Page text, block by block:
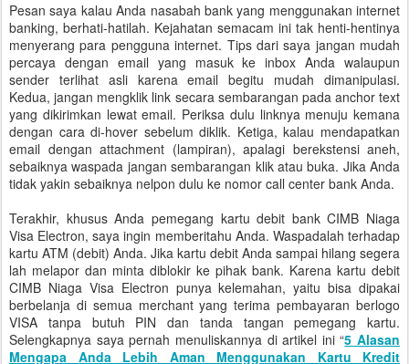
Pesan saya kalau Anda nasabah bank yang menggunakan internet
banking, berhati-hatilah. Kejahatan semacam ini tak henti-hentinya
menyerang para pengguna internet. Tips dari saya jangan mudah
percaya dengan email yang masuk ke inbox Anda walaupun
sender terlihat asli karena email begitu mudah dimanipulasi.
Kedua, jangan mengklik link secara sembarangan pada anchor text
yang dikirimkan lewat email. Periksa dulu linknya menuju kemana
dengan cara di-hover sebelum diklik. Ketiga, kalau mendapatkan
email dengan attachment (lampiran), apalagi berekstensi aneh,
sebaiknya waspada jangan sembarangan klik atau buka. Jika Anda
tidak yakin sebaiknya nelpon dulu ke nomor call center bank Anda.
Terakhir, khusus Anda pemegang kartu debit bank CIMB Niaga
Visa Electron, saya ingin memberitahu Anda. Waspadalah terhadap
kartu ATM (debit) Anda. Jika kartu debit Anda sampai hilang segera
lah melapor dan minta diblokir ke pihak bank. Karena kartu debit
CIMB Niaga Visa Electron punya kelemahan, yaitu bisa dipakai
berbelanja di semua merchant yang terima pembayaran berlogo
VISA tanpa butuh PIN dan tanda tangan pemegang kartu.
Selengkapnya saya pernah menuliskannya di artikel ini “5 Alasan
Mengapa Anda Lebih Aman Menggunakan Kartu Kredit